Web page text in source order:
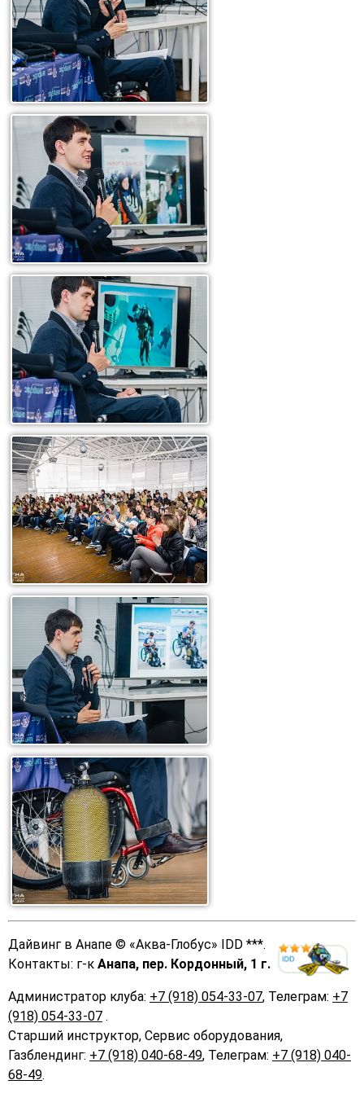
Дайвинг в Анапе © «Аква-Глобус» IDD ***.
Контакты: г-к Анапа, пер. Кордонный, 1 г.
Администратор клуба: +7 (918) 054-33-07, Телеграм: +7
(918) 054-33-07 .
Старший инструктор, Сервис оборудования,
Газблендинг: +7 (918) 040-68-49, Телеграм: +7 (918) 040-
68-49.